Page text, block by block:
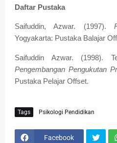
Daftar Pustaka
Saifuddin, Azwar. (1997).
Yogyakarta: Pustaka Balajar
Saifuddin Azwar. (1998).
Pengembangan Pengukutan
Pustaka Pelajar Offset.
Tags Psikologi Pendidikan
Facebook